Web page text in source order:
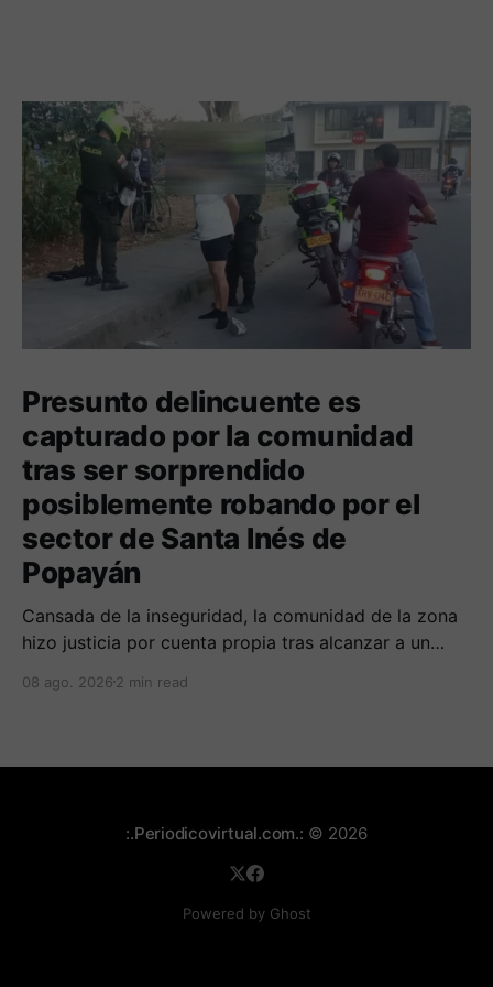
Presunto delincuente es
capturado por la comunidad
tras ser sorprendido
posiblemente robando por el
sector de Santa Inés de
Popayán
Cansada de la inseguridad, la comunidad de la zona
hizo justicia por cuenta propia tras alcanzar a un
comuna cuatro. La gente pedía que lo incineraran,
08 ago. 2026 2 min read
:.Periodicovirtual.com.: © 2026
Powered by Ghost